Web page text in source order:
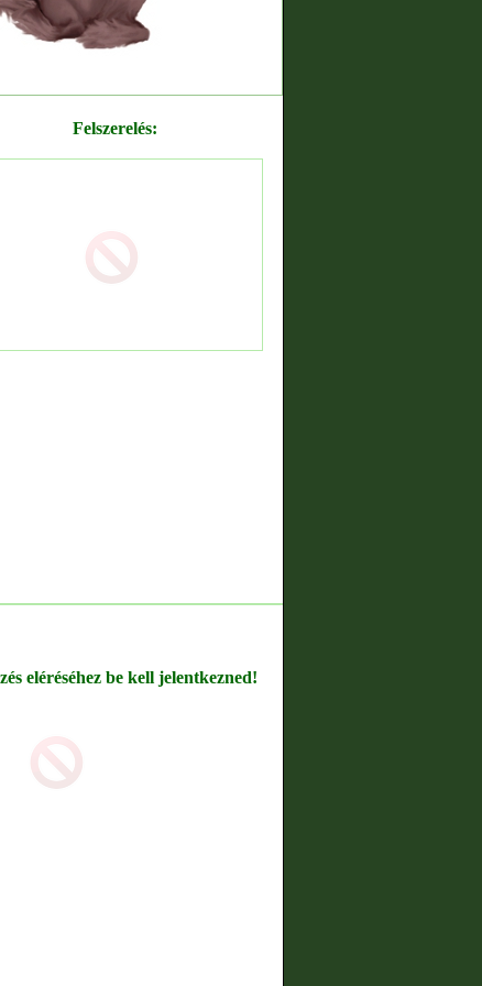
Felszerelés:
eléréséhez be kell jelentkezned!